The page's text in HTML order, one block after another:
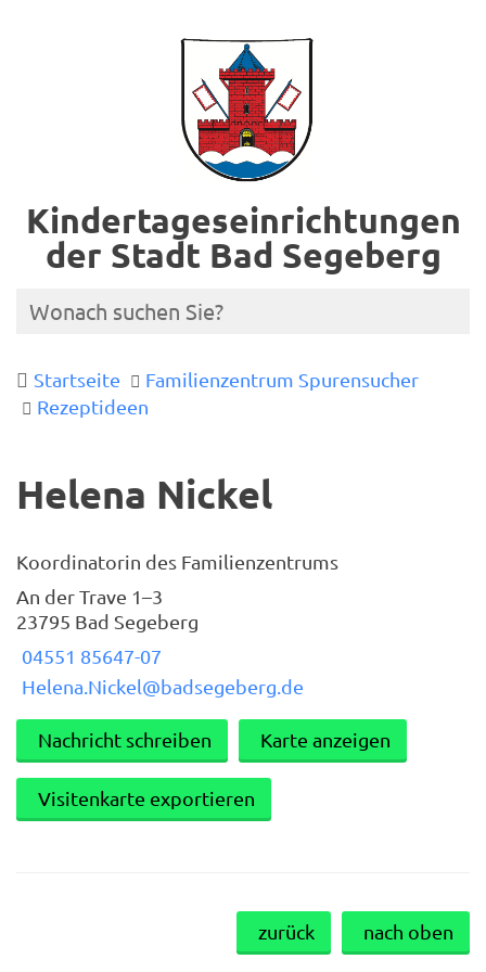
Kindertageseinrichtungen
der Stadt Bad Segeberg
Startseite
Familienzentrum Spurensucher
Rezeptideen
Helena Nickel
Koordinatorin des Familienzentrums
An der Trave 1–3
23795 Bad Segeberg
04551 85647-07
Helena.Nickel@badsegeberg.de
Nachricht schreiben Karte anzeigen
Visitenkarte exportieren
nach oben
zurück